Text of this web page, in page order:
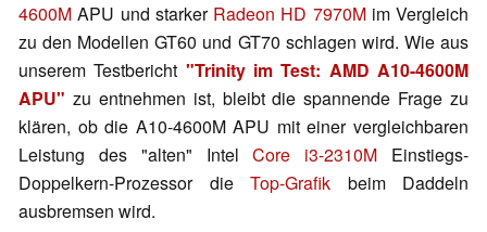
4600M APU und starker Radeon HD 7970Mim Vergleich
zu den Modellen GT60 und GT70 schlagen wird. Wie aus
unserem Testbericht "Trinity im Test: AMD A10-4600M
APU" zu entnehmen ist, bleibt die spannende Frage zu
klären, ob die A10-4600M APU mit einer vergleichbaren
Leistung des "alten" IntelCore i3-2310M Einstiegs-
Doppelkern-Prozessor die Top-Grafik beim Daddeln
ausbremsen wird.